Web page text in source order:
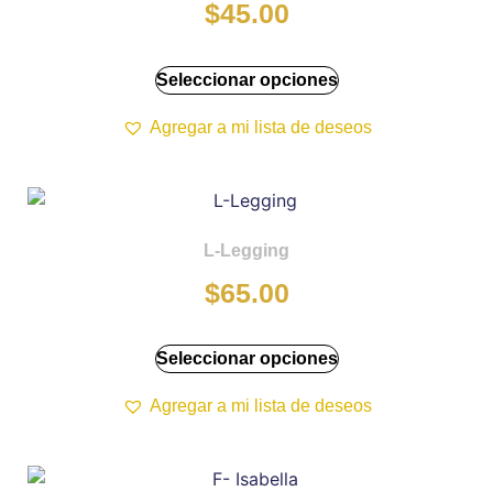
$45.00
Seleccionar opciones
Agregar a mi lista de deseos
L-Legging
$65.00
Seleccionar opciones
Agregar a mi lista de deseos